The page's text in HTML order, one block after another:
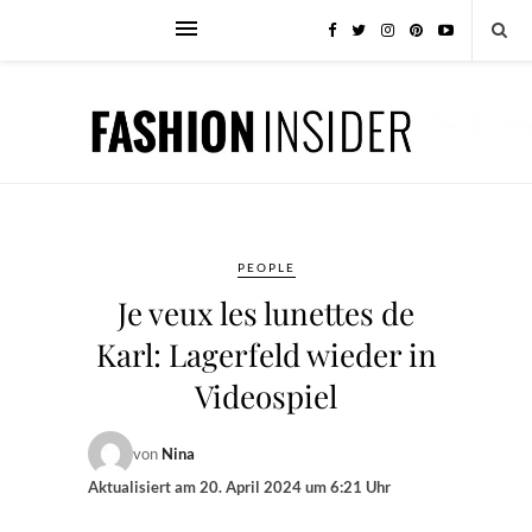
PEOPLE
Je veux les lunettes de
Karl: Lagerfeld wieder in
Videospiel
von Nina
Aktualisiert am20. April 2024 um 6:21 Uhr